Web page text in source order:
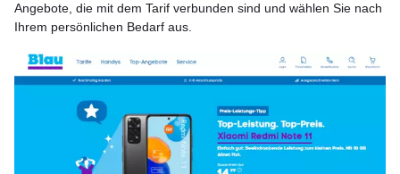
Angebote, die mit dem Tarif verbunden sind und wählen Sie nach
Ihrem persönlichen Bedarf aus.